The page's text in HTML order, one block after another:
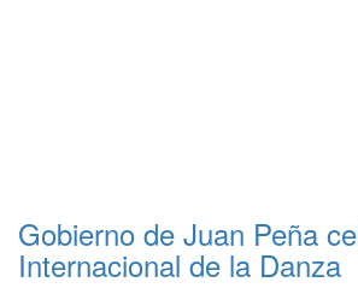
Gobierno de Juan Peña
Internacional de la Danza